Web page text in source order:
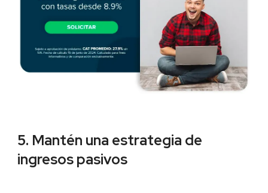
5. Mantén una estrategia de
ingresos pasivos